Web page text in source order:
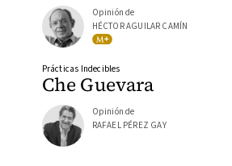
Opinión de
HÉCTOR AGUILAR CAMÍN
Che Guevara
Prácticas Indecibles
Opinión de
RAFAEL PÉREZ GAY